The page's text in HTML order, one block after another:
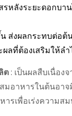
รหลังระยะดอกบา
ส่งผลกระทบต่อต้
ผลที่ต้องเสริมให้ลำ
ต: เป็นผลสืบเนื่อง
มอาหารในต้นอา
ารเพื่อเร่งความ